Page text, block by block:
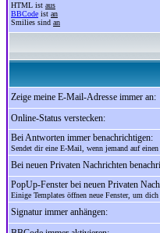
HTML ist aus
BBCode ist an
Smilies sind an
Zeige meine E-Mail-Adresse immer an:
Online-Status verstecken:
Bei Antworten immer benachrichtigen:
Sendet dir eine E-Mail, wenn jemand auf
Bei neuen Privaten Nachrichten
PopUp-Fenster bei neuen Privaten
Einige Templates öffnen neue Fenster, um
Signatur immer anhängen: